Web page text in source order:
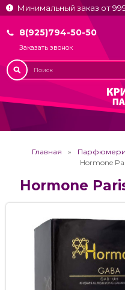
Минимальный заказ от
8(925)794-50-50
Заказать звонок
Главная
Hormone
Hormone